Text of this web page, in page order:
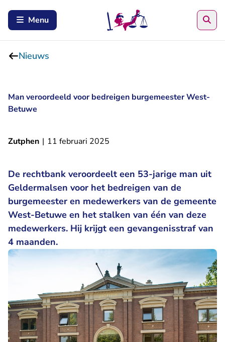
Menu
Nieuws
Man veroordeeld voor bedreigen burgemeester West-
Betuwe
Zutphen | 11 februari 2025
De rechtbank veroordeelt een 53-jarige man uit
Geldermalsen voor het bedreigen van de
burgemeester en medewerkers van de gemeente
West-Betuwe en het stalken van één van deze
medewerkers. Hij krijgt een gevangenisstraf van
4 maanden.